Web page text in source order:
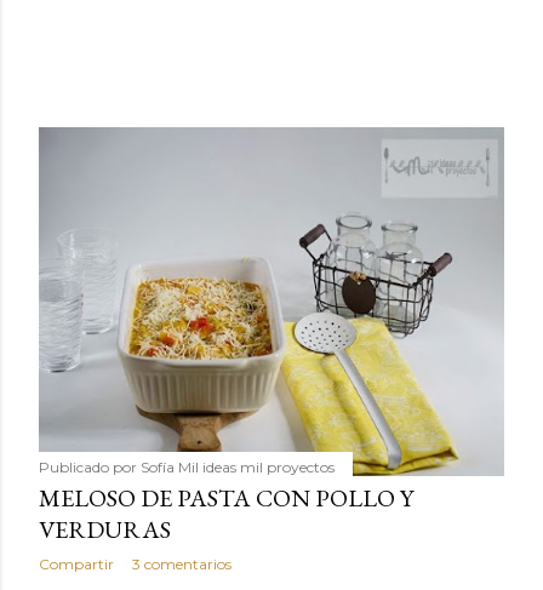
Publicado por Sofía Mil ideas mil proyectos
MELOSO DE PASTA CON POLLO Y
VERDURAS
Compartir 3 comentarios